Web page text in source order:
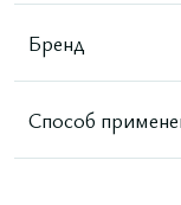
Бренд
Способ